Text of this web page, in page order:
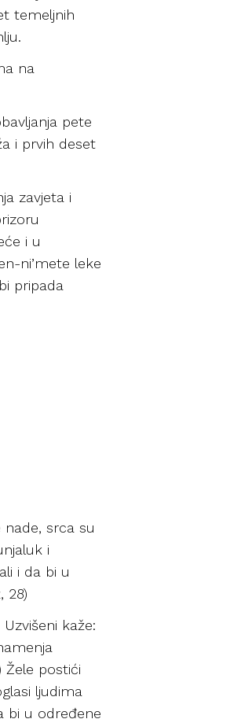
temeljnih
na
pete
i prvih deset
zavjeta i
i u
ni’mete leke
pripada
srca su
i
i da bi u
28)
kaže:
Žele postići
ljudima
bi u određene